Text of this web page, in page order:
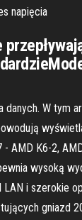
napięcia
W
AMD K6-2,
wysoką
i szerokie
gniazd